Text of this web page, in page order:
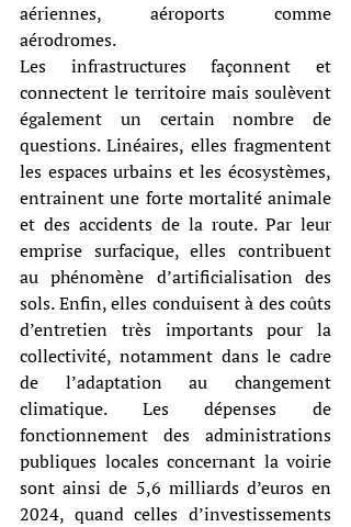
aériennes, aéroports comme
aérodromes.
Les infrastructures façonnent et
connectent le territoire mais soulèvent
également un certain nombre de
questions. Linéaires, elles fragmentent
les espaces urbains et les écosystèmes,
entrainent une forte mortalité animale
et des accidents de la route. Par leur
emprise surfacique, elles contribuent
au phénomène d’artificialisation des
sols. Enfin, elles conduisent à des coûts
d’entretien très importants pour la
collectivité, notamment dans le cadre
de l’adaptation au changement
climatique. Les dépenses de
fonctionnement des administrations
publiques locales concernant la voirie
sont ainsi de 5,6 milliards d’euros en
2024, quand celles d’investissements